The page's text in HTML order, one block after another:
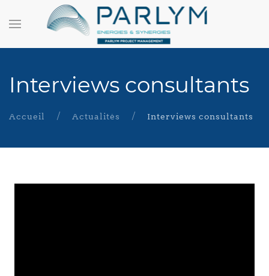
Interviews consultants
Accueil Actualités Interviews consultants